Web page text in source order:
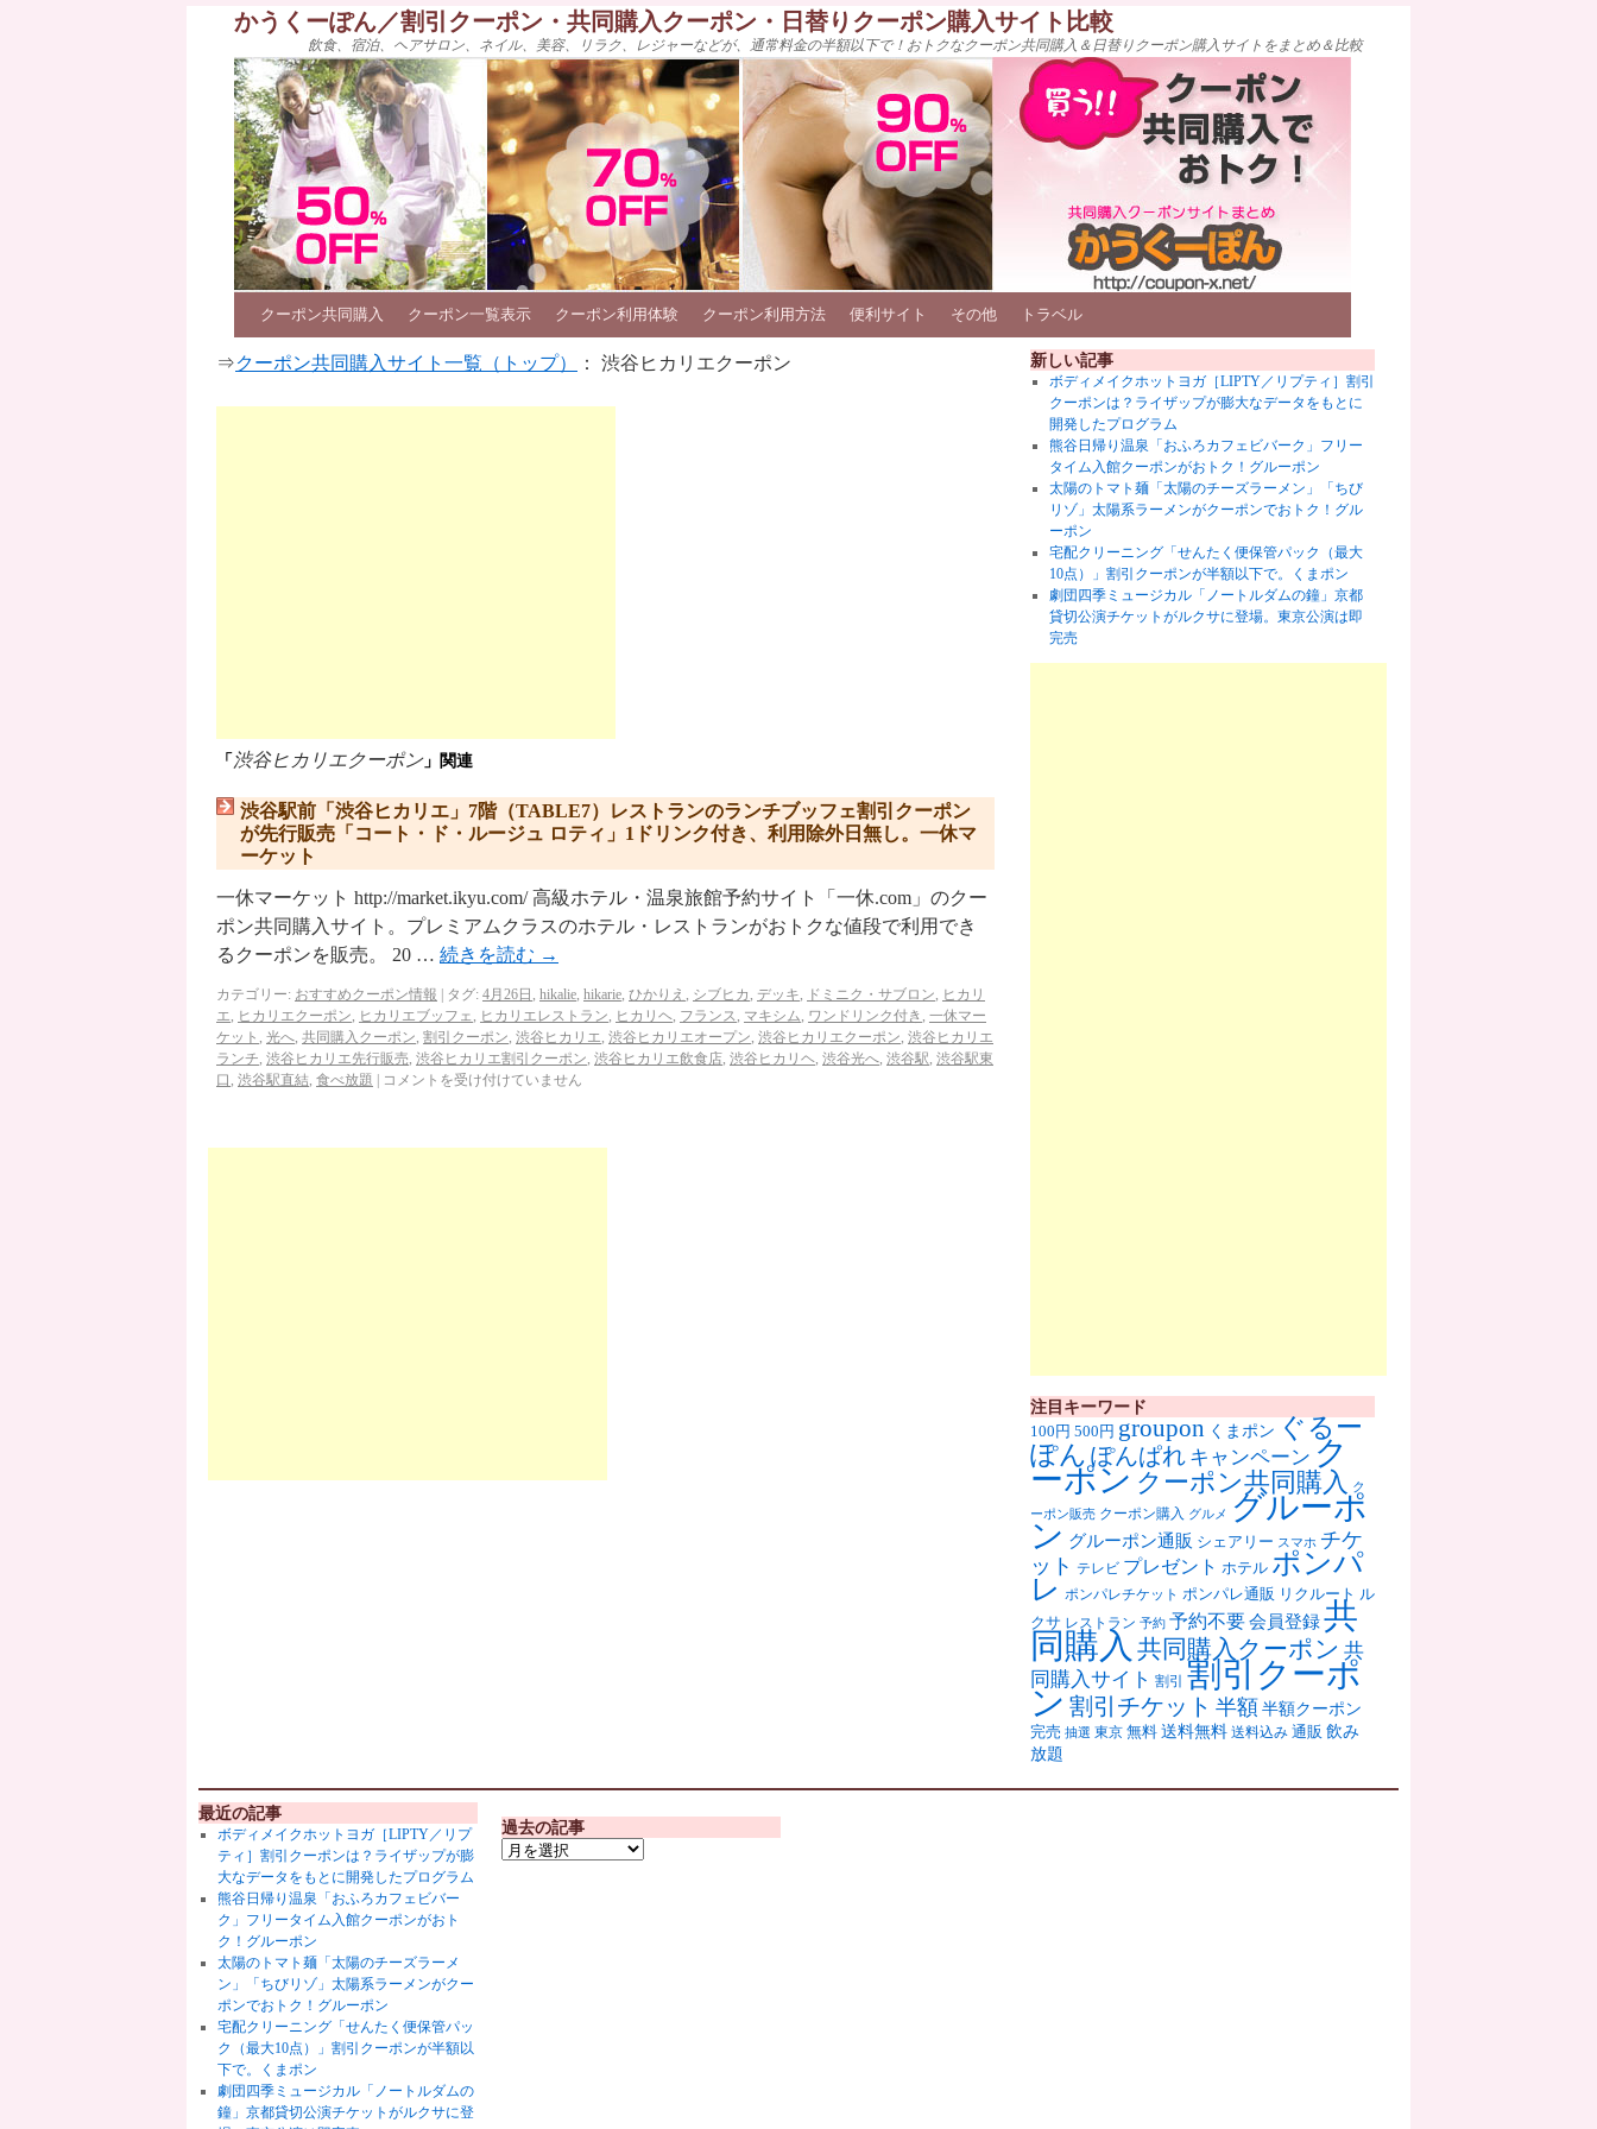
かうくーぽん／割引クーポン・共同購入クーポン・日替りクーポン購入サイト比較
飲食、宿泊、ヘアサロン、ネイル、美容、リラク、レジャーなどが、通常料金の半額以下で！おトクなクーポン共同購入＆日替りクーポン購入サイトをまとめ＆比較
クーポン共同購入 クーポン一覧表示 クーポン利用体験 クーポン利用方法 便利サイト その他 トラベル
⇒クーポン共同購入サイト一覧（トップ） ： 渋谷ヒカリエクーポン
「 渋谷ヒカリエクーポン」関連
渋谷駅前「渋谷ヒカリエ」7階（TABLE7）レストランのランチブッフェ割引クーポン
が先行販売「コート・ド・ルージュ ロティ」1ドリンク付き、利用除外日無し。一休マ
ーケット
一休マーケット http://market.ikyu.com/ 高級ホテル・温泉旅館予約サイト「一休.com」のクー
ポン共同購入サイト。プレミアムクラスのホテル・レストランがおトクな値段で利用でき
るクーポンを販売。 20 … 続きを読む →
カテゴリー: おすすめクーポン情報 タグ: 4月26日 , hikalie, hikarie, ひかりえ , シブヒカ , デッキ, ドミニク・サブロン, ヒカリ
エ, ヒカリエクーポン, ヒカリエブッフェ , ヒカリエレストラン, ヒカリヘ, フランス, マキシム, ワンドリンク付き , 一休マー
ケット , 光へ, 共同購入クーポン, 割引クーポン, 渋谷ヒカリエ, 渋谷ヒカリエオープン, 渋谷ヒカリエクーポン, 渋谷ヒカリエ
ランチ, 渋谷ヒカリエ先行販売, 渋谷ヒカリエ割引クーポン, 渋谷ヒカリエ飲食店, 渋谷ヒカリヘ, 渋谷光へ, 渋谷駅, 渋谷駅東
口 , 渋谷駅直結, 食べ放題 コメントを受け付けていません
新しい記事
ボディメイクホットヨガ［LIPTY／リプティ］割引
クーポンは？ライザップが膨大なデータをもとに
開発したプログラム
熊谷日帰り温泉「おふろカフェビバーク」フリー
タイム入館クーポンがおトク！グルーポン
太陽のトマト麺「太陽のチーズラーメン」「ちび
リゾ」太陽系ラーメンがクーポンでおトク！グル
ーポン
宅配クリーニング「せんたく便保管パック（最大
10点）」割引クーポンが半額以下で。くまポン
劇団四季ミュージカル「ノートルダムの鐘」京都
貸切公演チケットがルクサに登場。東京公演は即
完売
注目キーワード
100円 500円 groupon くまポン ぐるー
ぽん ぽんぱれ キャンペーン ク
ーポン クーポン共同購入 ク
ーポン販売 クーポン購入 グルメ グルーポ
ン グルーポン通販 シェアリー スマホ チケ
ット テレビ プレゼント ホテル ポンパ
レ ポンパレチケット ポンパレ通販 リクルート ル
クサ レストラン 予約 予約不要会員登録共
同購入 共同購入クーポン 共
同購入サイト 割引 割引クーポ
ン 割引チケット 半額 半額クーポン
完売 抽選 東京 無料 送料無料 送料込み 通販 飲み
放題
最近の記事
ボディメイクホットヨガ［LIPTY／リプ
ティ］割引クーポンは？ライザップが膨
大なデータをもとに開発したプログラム
熊谷日帰り温泉「おふろカフェビバー
ク」フリータイム入館クーポンがおト
ク！グルーポン
太陽のトマト麺「太陽のチーズラーメ
ン」「ちびリゾ」太陽系ラーメンがクー
ポンでおトク！グルーポン
宅配クリーニング「せんたく便保管パッ
ク（最大10点）」割引クーポンが半額以
下で。くまポン
劇団四季ミュージカル「ノートルダムの
鐘」京都貸切公演チケットがルクサに登
過去の記事